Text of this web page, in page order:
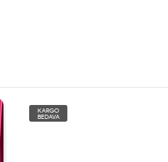
KARGO
BEDAVA